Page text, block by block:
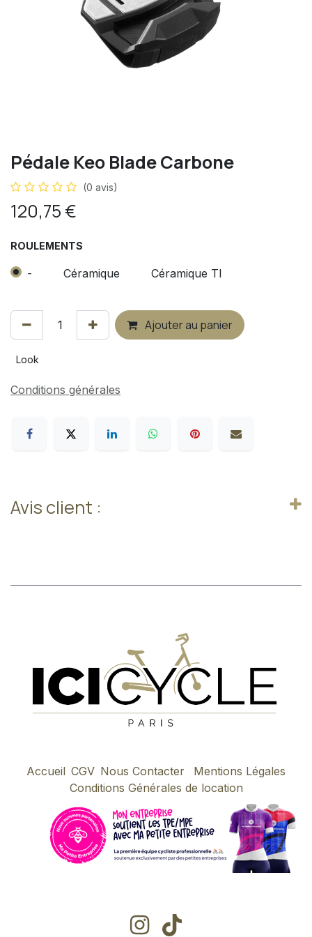
Pédale Keo Blade Carbone
(0 avis)
120,75 €
ROULEMENTS
- Céramique Céramique TI
Ajouter au panier
Look
Conditions générales
Avis client :
Accueil CGV Nous Contacter
Mentions Légales
Conditions Générales de location